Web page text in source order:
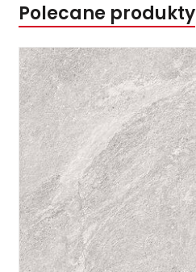
Polecane produkty